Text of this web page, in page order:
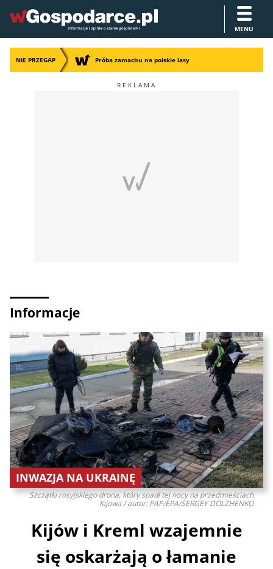
MENU
NIE PRZEGAP Próba zamachu na polskie lasy
Informacje
Szczątki rosyjskiego drona, który spadł tej nocy na przedmieściach
Kijowa / autor: PAP/EPA/SERGEY DOLZHENKO
INWAZJA NA UKRAINĘ
Kijów i Kreml wzajemnie
się oskarżają o łamanie